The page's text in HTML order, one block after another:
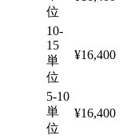
位
10-
15
単
位
¥16,400
5-10
単
位
¥16,400